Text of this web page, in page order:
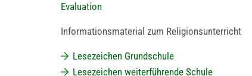
Evaluation
Informationsmaterial zum Religionsunterricht
Lesezeichen Grundschule
Lesezeichen weiterführende Schule